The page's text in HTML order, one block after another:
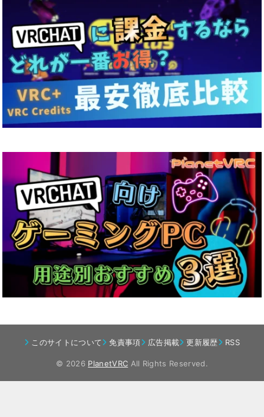
このサイトについて 免責事項 広告掲載 更新履歴 RSS
© 2026 PlanetVRC All Rights Reserved.